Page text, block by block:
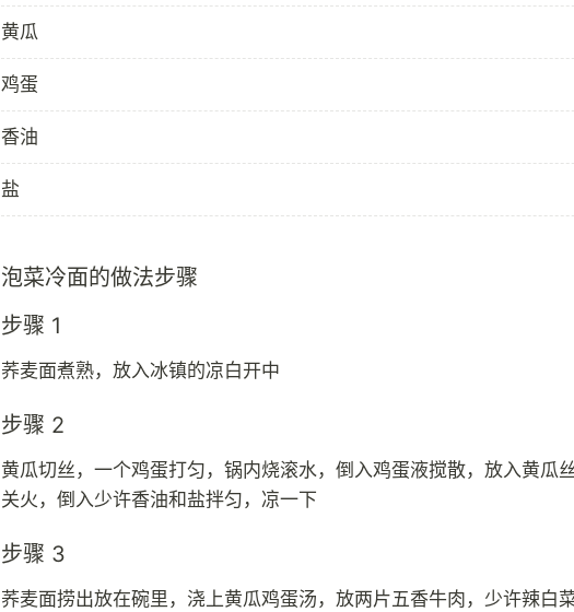
黄瓜
鸡蛋
香油
盐
泡菜冷面的做法步骤
步骤 1
荞麦面煮熟，放入冰镇的凉白开中
步骤 2
黄瓜切丝，一个鸡蛋打匀，锅内烧滚水，倒入鸡蛋液搅散，放入黄瓜
关火，倒入少许香油和盐拌匀，凉一下
步骤 3
荞麦面捞出放在碗里，浇上黄瓜鸡蛋汤，放两片五香牛肉，少许辣白